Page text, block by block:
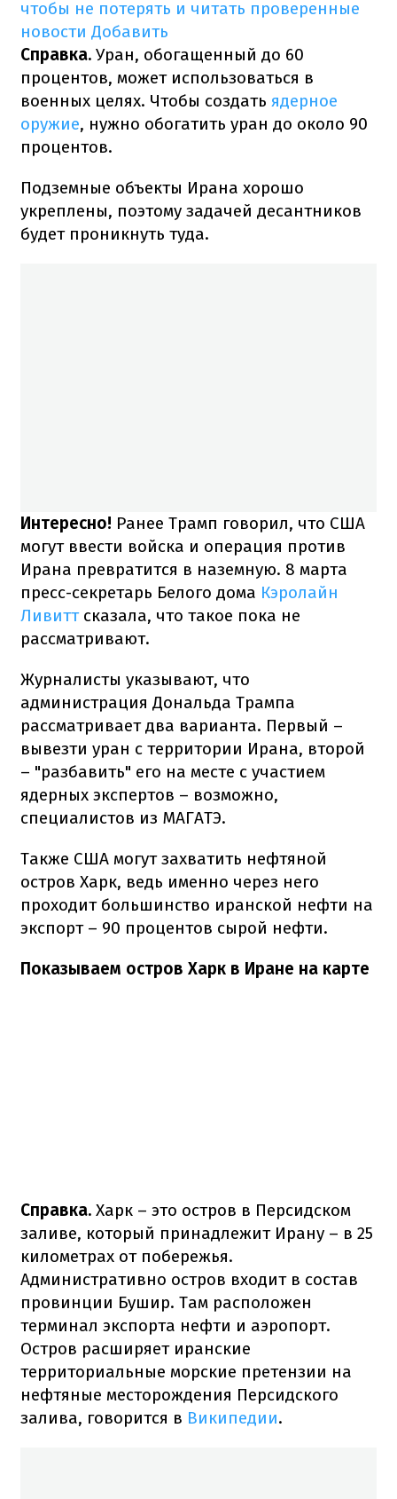
чтобы не потерять и читать проверенные
новости Добавить
Справка. Уран, обогащенный до 60
процентов, может использоваться в
военных целях. Чтобы создать ядерное
оружие, нужно обогатить уран до около 90
процентов.
Подземные объекты Ирана хорошо
укреплены, поэтому задачей десантников
будет проникнуть туда.
Интересно! Ранее Трамп говорил, что США
могут ввести войска и операция против
Ирана превратится в наземную. 8 марта
пресс-секретарь Белого дома Кэролайн
Ливиттсказала, что такое пока не
рассматривают.
Журналисты указывают, что
администрация Дональда Трампа
рассматривает два варианта. Первый –
вывезти уран с территории Ирана, второй
– "разбавить" его на месте с участием
ядерных экспертов – возможно,
специалистов из МАГАТЭ.
Также США могут захватить нефтяной
остров Харк, ведь именно через него
проходит большинство иранской нефти на
экспорт – 90 процентов сырой нефти.
Показываем остров Харк в Иране на карте
Справка. Харк – это остров в Персидском
заливе, который принадлежит Ирану – в 25
километрах от побережья.
Административно остров входит в состав
провинции Бушир. Там расположен
терминал экспорта нефти и аэропорт.
Остров расширяет иранские
территориальные морские претензии на
нефтяные месторождения Персидского
залива, говорится в Википедии.